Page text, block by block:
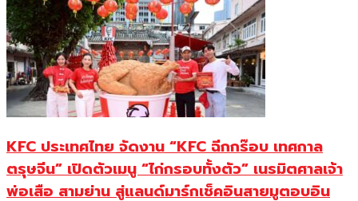
KFC ประเทศไทย จัดงาน “KFC ฉีกกร๊อบ เทศกาล
ตรุษจีน” เปิดตัวเมนู “ไก่กรอบทั้งตัว” เนรมิตศาลเจ้า
พ่อเสือ สามย่าน สู่แลนด์มาร์กเช็คอินสายมูตอบอิน